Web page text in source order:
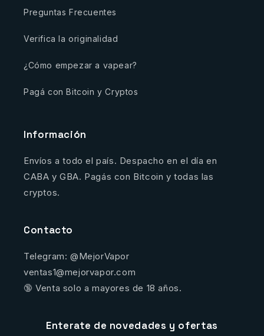
Preguntas Frecuentes
Verifica la originalidad
¿Cómo empezar a vapear?
Pagá con Bitcoin y Cryptos
Información
Envíos a todo el país. Despacho en el día en
CABA y GBA. Pagás con Bitcoin y todas las
cryptos.
Contacto
Telegram: @MejorVapor
ventas1@mejorvapor.com
🔞 Venta solo a mayores de 18 años.
Enterate de novedades y ofertas